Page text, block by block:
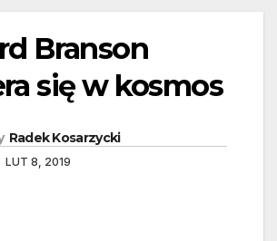
Branson
się w kosmos
Radek Kosarzycki
LUT 8, 2019